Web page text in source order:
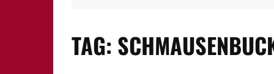
BAMBERG 16.-18. JAHRHUNDERT
TAG: